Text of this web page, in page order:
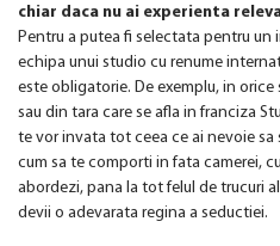
chiar daca nu ai experienta
Pentru a putea fi selectata pentru un
echipa unui studio cu renume
este obligatorie. De exemplu, in
sau din tara care se afla in franciza
te vor invata tot ceea ce ai nevoie sa
cum sa te comporti in fata camerei,
abordezi, pana la tot felul de trucuri
devii o adevarata regina a seductiei.